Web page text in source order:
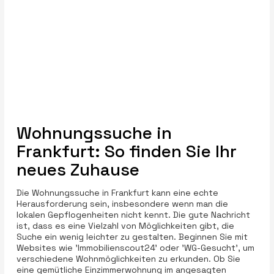
Wohnungssuche in
Frankfurt: So finden Sie Ihr
neues Zuhause
Die Wohnungssuche in Frankfurt kann eine echte
Herausforderung sein, insbesondere wenn man die
lokalen Gepflogenheiten nicht kennt. Die gute Nachricht
ist, dass es eine Vielzahl von Möglichkeiten gibt, die
Suche ein wenig leichter zu gestalten. Beginnen Sie mit
Websites wie 'Immobilienscout24' oder 'WG-Gesucht', um
verschiedene Wohnmöglichkeiten zu erkunden. Ob Sie
eine gemütliche Einzimmerwohnung im angesagten